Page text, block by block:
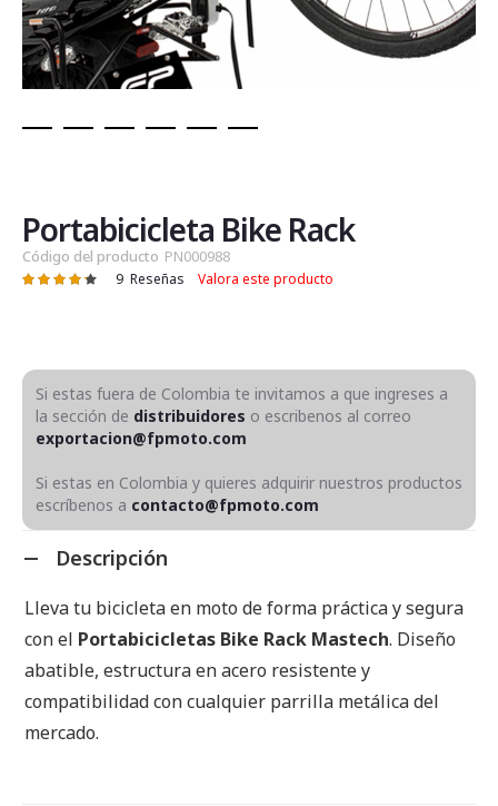
de
la
galería
de
Portabicicleta Bike Rack
Código del producto PN000988
Valoración: 9 Reseñas Valora este producto
Si estas fuera de Colombia te invitamos a que ingreses a
la sección de distribuidores o escribenos al correo
exportacion@fpmoto.com
Si estas en Colombia y quieres adquirir nuestros productos
escríbenos a contacto@fpmoto.com
Descripción
Lleva tu bicicleta en moto de forma práctica y segura
con el Portabicicletas Bike Rack Mastech. Diseño
abatible, estructura en acero resistente y
compatibilidad con cualquier parrilla metálica del
mercado.